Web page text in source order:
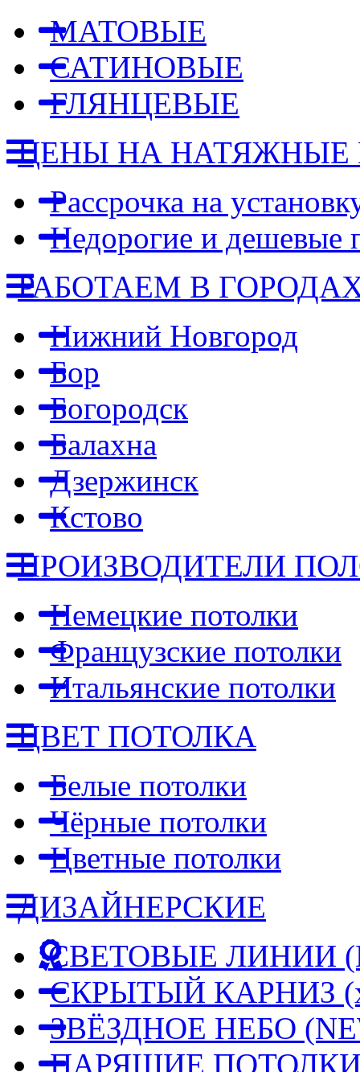
МАТОВЫЕ
САТИНОВЫЕ
ГЛЯНЦЕВЫЕ
ЦЕНЫ НА НАТЯЖНЫЕ
Рассрочка на
Недорогие и дешевые
РАБОТАЕМ В
Нижний Новгород
Бор
Богородск
Балахна
Дзержинск
Кстово
ПРОИЗВОДИТЕЛИ
Немецкие потолки
Французские потолки
Итальянские потолки
ЦВЕТ ПОТОЛКА
Белые потолки
Чёрные потолки
Цветные потолки
ДИЗАЙНЕРСКИЕ
СВЕТОВЫЕ ЛИНИИ
СКРЫТЫЙ КАРНИЗ
ЗВЁЗДНОЕ НЕБО
ПАРЯЩИЕ